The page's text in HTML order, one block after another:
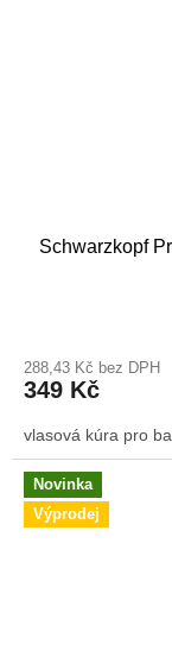
Schwarzkopf
288,43 Kč bez DPH
349 Kč
vlasová kúra pro
Novinka
Výprodej